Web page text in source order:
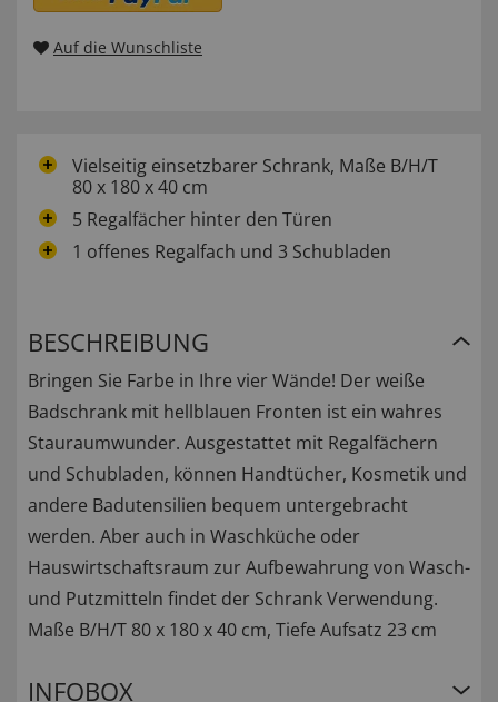
Auf die Wunschliste
Vielseitig einsetzbarer Schrank, Maße B/H/T
80 x 180 x 40 cm
5 Regalfächer hinter den Türen
1 offenes Regalfach und 3 Schubladen
BESCHREIBUNG
Bringen Sie Farbe in Ihre vier Wände! Der weiße
Badschrank mit hellblauen Fronten ist ein wahres
Stauraumwunder. Ausgestattet mit Regalfächern
und Schubladen, können Handtücher, Kosmetik und
andere Badutensilien bequem untergebracht
werden. Aber auch in Waschküche oder
Hauswirtschaftsraum zur Aufbewahrung von Wasch-
und Putzmitteln findet der Schrank Verwendung.
Maße B/H/T 80 x 180 x 40 cm, Tiefe Aufsatz 23 cm
INFOBOX